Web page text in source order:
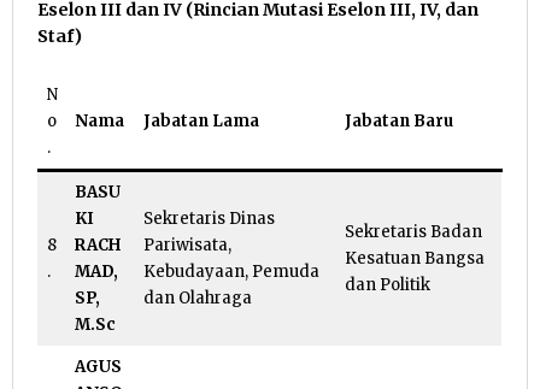
Eselon III dan IV (Rincian Mutasi Eselon III, IV, dan
Staf)
N
o
.
Nama Jabatan Lama Jabatan Baru
8
.
BASU
KI
RACH
MAD,
SP,
M.Sc
Sekretaris Dinas
Pariwisata,
Kebudayaan, Pemuda
dan Olahraga
Sekretaris Badan
Kesatuan Bangsa
dan Politik
AGUS